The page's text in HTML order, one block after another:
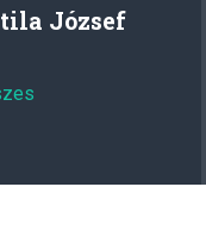
József